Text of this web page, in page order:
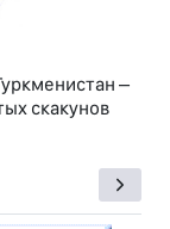
–
скакунов